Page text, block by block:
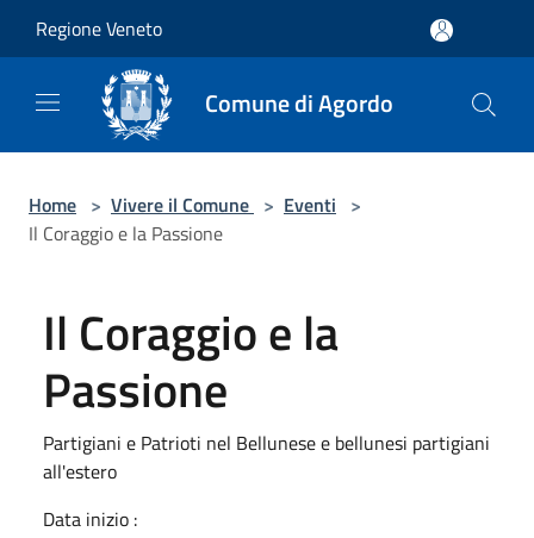
Regione Veneto
Comune di Agordo
Home > Vivere il Comune > Eventi >
Il Coraggio e la Passione
Il Coraggio e la
Passione
Partigiani e Patrioti nel Bellunese e bellunesi partigiani
all'estero
Data inizio :